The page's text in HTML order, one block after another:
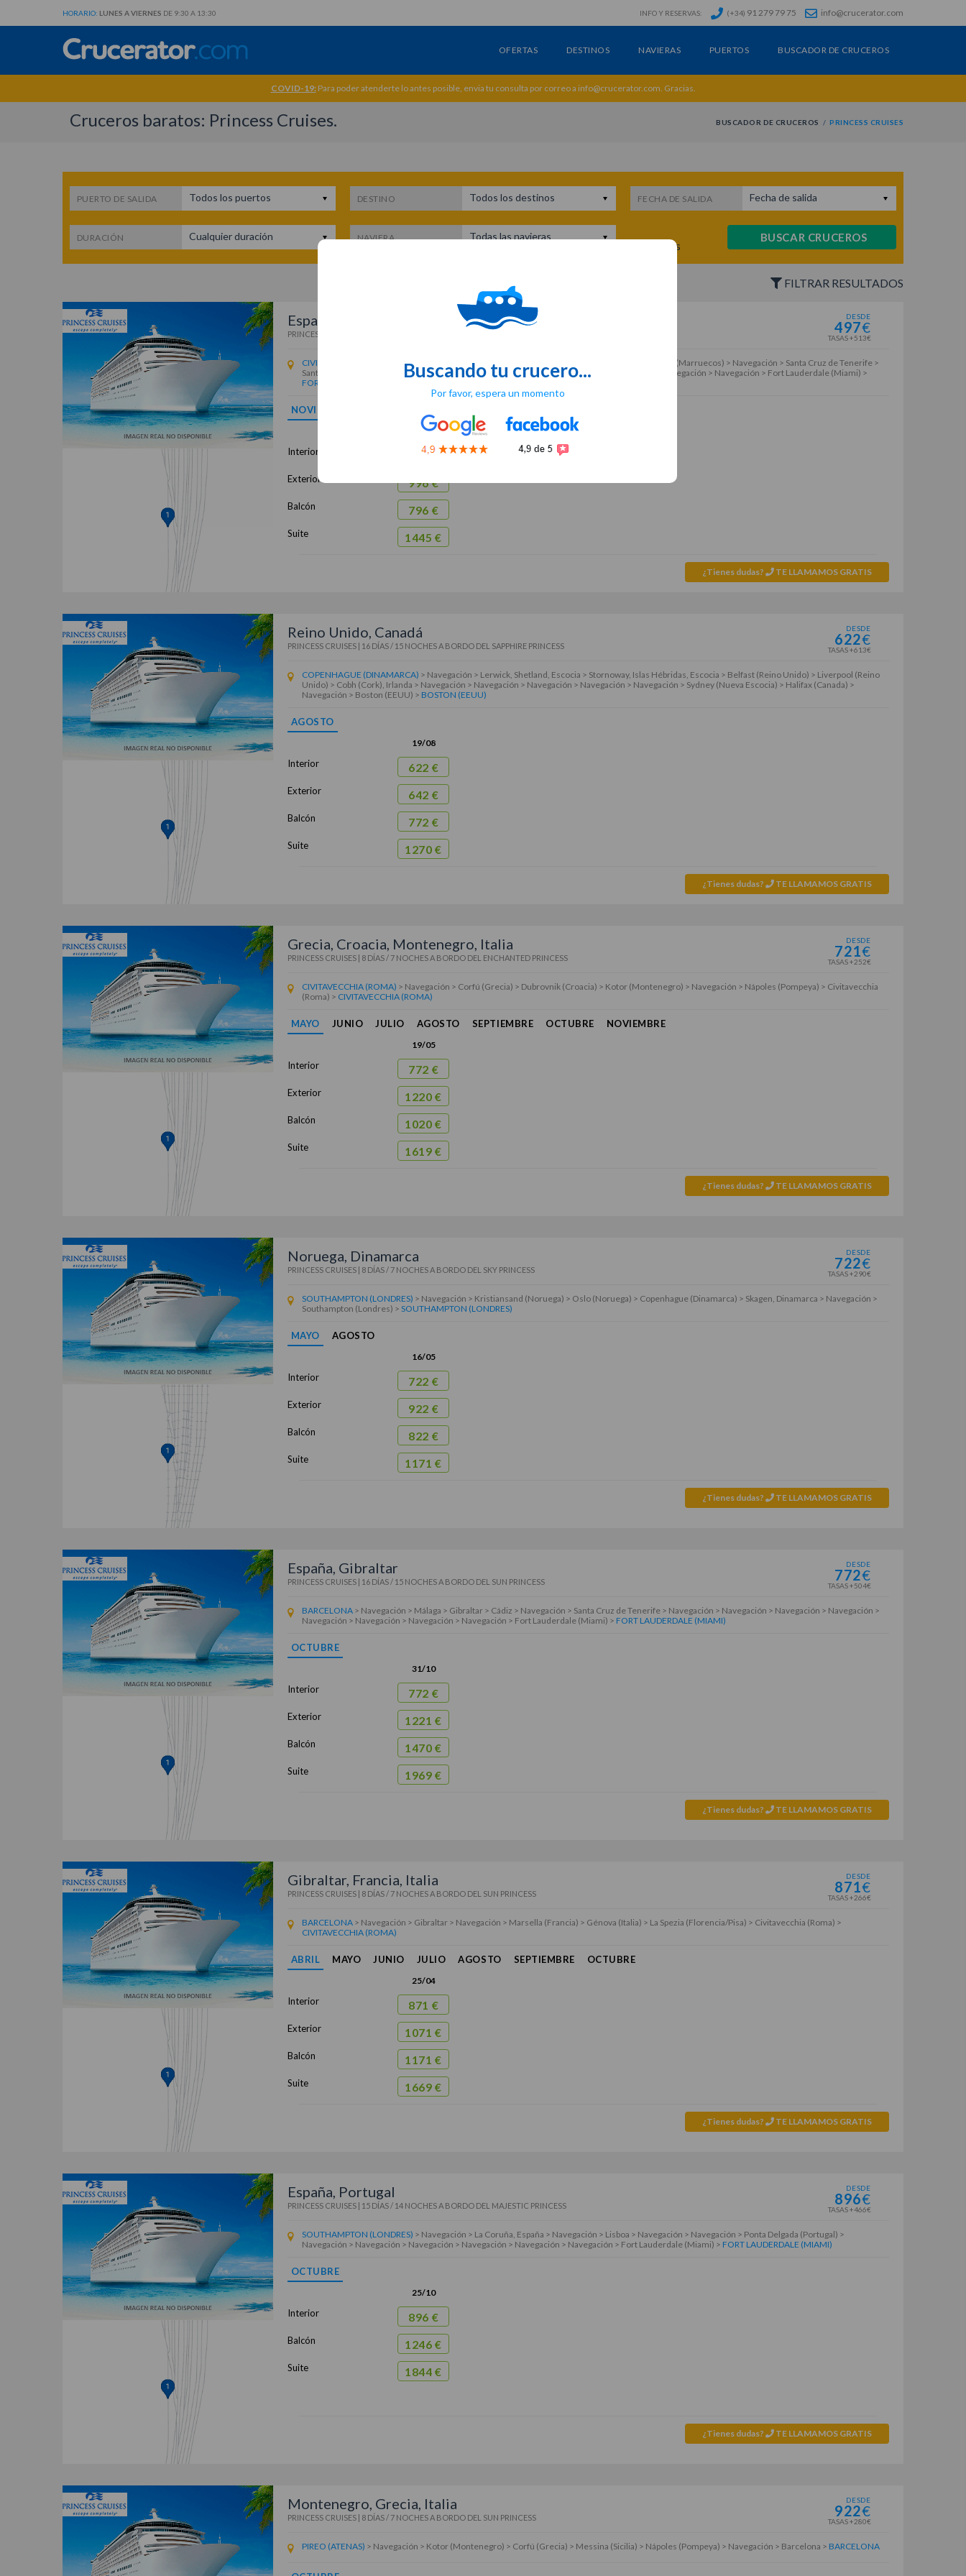
Buscando tu crucero...
Por favor, espera un momento
HORARIO: LUNES A VIERNES DE 9:30 A 13:30 INFO Y RESERVAS: (+34) 91 279 79 75 info@crucerator.com
OFERTAS DESTINOS NAVIERAS PUERTOS BUSCADOR DE CRUCEROS
COVID-19:Para poder atenderte lo antes posible, envia tu consulta por correo a info@crucerator.com. Gracias.
Cruceros baratos: Princess Cruises. BUSCADOR DE CRUCEROS PRINCESS CRUISES
PUERTO DE SALIDA Todos los puertos DESTINO Todos los destinos FECHA DE SALIDA Fecha de salida
DURACIÓN Cualquier duración NAVIERA Todas las navieras
cruceros
BUSCAR CRUCEROS
FILTRAR RESULTADOS
España, Gibraltar, Marruecos
PRINCESS CRUISES
DESDE
497€
TASAS +513€
CIVITAVECCHIA (ROMA)
> Navegación > Palma de Mallorca > Navegación > Gibraltar > Casablanca (Marruecos) > Navegación > Santa Cruz de Tenerife >
Santa Cruz de la Palma > Navegación > Navegación > Navegación > Navegación > Navegación > Navegación > Navegación > Fort Lauderdale (Miami) >
FORT LAUDERDALE (MIAMI)
NOVIEMBRE
Interior
Exterior
Balcón
Suite
17/11
497 €
996 €
796 €
1445 €
¿Tienes dudas? TE LLAMAMOS GRATIS
Reino Unido, Canadá
PRINCESS CRUISES| 16 DÍAS / 15 NOCHESA BORDO DEL SAPPHIRE PRINCESS
DESDE
622€
TASAS +613€
COPENHAGUE (DINAMARCA) > Navegación > Lerwick, Shetland, Escocia > Stornoway, Islas Hébridas, Escocia > Belfast (Reino Unido) > Liverpool (Reino
Unido) > Cobh (Cork), Irlanda > Navegación > Navegación > Navegación > Navegación > Navegación > Sydney (Nueva Escocia) > Halifax (Canada) >
Navegación > Boston (EEUU) > BOSTON (EEUU)
AGOSTO
Interior
Exterior
Balcón
Suite
19/08
622 €
642 €
772 €
1270 €
¿Tienes dudas? TE LLAMAMOS GRATIS
Grecia, Croacia, Montenegro, Italia
PRINCESS CRUISES| 8 DÍAS / 7 NOCHESA BORDO DEL ENCHANTED PRINCESS
DESDE
721€
TASAS +252€
CIVITAVECCHIA (ROMA) > Navegación > Corfú (Grecia) > Dubrovnik (Croacia) > Kotor (Montenegro) > Navegación > Nápoles (Pompeya) > Civitavecchia
(Roma) > CIVITAVECCHIA (ROMA)
MAYO JUNIO JULIO AGOSTO SEPTIEMBRE OCTUBRE NOVIEMBRE
Interior
Exterior
Balcón
Suite
19/05
772 €
1220 €
1020 €
1619 €
¿Tienes dudas? TE LLAMAMOS GRATIS
Noruega, Dinamarca
PRINCESS CRUISES| 8 DÍAS / 7 NOCHESA BORDO DEL SKY PRINCESS
DESDE
722€
TASAS +290€
SOUTHAMPTON (LONDRES) > Navegación > Kristiansand (Noruega) > Oslo (Noruega) > Copenhague (Dinamarca) > Skagen, Dinamarca > Navegación >
Southampton (Londres) > SOUTHAMPTON (LONDRES)
MAYO AGOSTO
Interior
Exterior
Balcón
Suite
16/05
722 €
922 €
822 €
1171 €
¿Tienes dudas? TE LLAMAMOS GRATIS
España, Gibraltar
PRINCESS CRUISES| 16 DÍAS / 15 NOCHESA BORDO DEL SUN PRINCESS
DESDE
772€
TASAS +504€
BARCELONA> Navegación > Málaga > Gibraltar > Cádiz > Navegación > Santa Cruz de Tenerife > Navegación > Navegación > Navegación > Navegación >
Navegación > Navegación > Navegación > Navegación > Fort Lauderdale (Miami) > FORT LAUDERDALE (MIAMI)
OCTUBRE
Interior
Exterior
Balcón
Suite
31/10
772 €
1221 €
1470 €
1969 €
¿Tienes dudas? TE LLAMAMOS GRATIS
Gibraltar, Francia, Italia
PRINCESS CRUISES| 8 DÍAS / 7 NOCHESA BORDO DEL SUN PRINCESS
DESDE
871€
TASAS +266€
BARCELONA> Navegación > Gibraltar > Navegación > Marsella (Francia) > Génova (Italia) > La Spezia (Florencia/Pisa) > Civitavecchia (Roma) >
CIVITAVECCHIA (ROMA)
ABRIL MAYO JUNIO JULIO AGOSTO SEPTIEMBRE OCTUBRE
Interior
Exterior
Balcón
Suite
25/04
871 €
1071 €
1171 €
1669 €
¿Tienes dudas? TE LLAMAMOS GRATIS
España, Portugal
PRINCESS CRUISES| 15 DÍAS / 14 NOCHESA BORDO DEL MAJESTIC PRINCESS
DESDE
896€
TASAS +466€
SOUTHAMPTON (LONDRES) > Navegación > La Coruña, España > Navegación > Lisboa > Navegación > Navegación > Ponta Delgada (Portugal) >
Navegación > Navegación > Navegación > Navegación > Navegación > Navegación > Fort Lauderdale (Miami) > FORT LAUDERDALE (MIAMI)
OCTUBRE
Interior
Balcón
Suite
25/10
896 €
1246 €
1844 €
¿Tienes dudas? TE LLAMAMOS GRATIS
Montenegro, Grecia, Italia
PRINCESS CRUISES| 8 DÍAS / 7 NOCHESA BORDO DEL SUN PRINCESS
DESDE
922€
TASAS +280€
PIREO (ATENAS) > Navegación > Kotor (Montenegro) > Corfú (Grecia) > Messina (Sicilia) > Nápoles (Pompeya) > Navegación > Barcelona > BARCELONA